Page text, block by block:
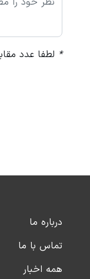
* لطفا عدد
درباره ما
تماس با ما
همه اخبار